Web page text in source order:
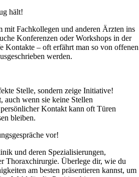
hält!
mit Fachkollegen und anderen Ärzten ins
Konferenzen oder Workshops in der
Kontakte – oft erfährt man so von offenen
werden.
Stelle, sondern zeige Initiative!
wenn sie keine Stellen
Kontakt kann oft Türen
bleiben.
vor!
und deren Spezialisierungen,
Thoraxchirurgie. Überlege dir, wie du
am besten präsentieren kannst, um